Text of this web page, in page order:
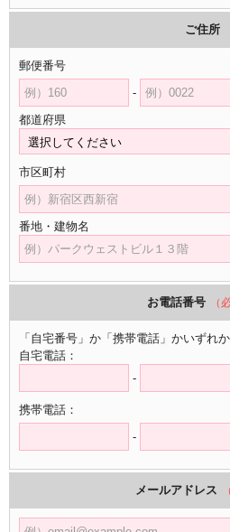
ご住所
郵便番号
-
都道府県
市区町村
番地・建物名
お電話番号 （
「自宅番号」か「携帯電話」かいずれ
自宅電話：
-
携帯電話：
-
メールアドレス